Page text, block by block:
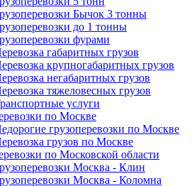
Бычок 3 тонны
до 1 тонны
фурами
габаритных грузов
крупногабаритных грузов
негабаритных грузов
тяжеловесных грузов
услуги
по Москве
грузоперевозки по Москве
грузов по Москве
по Московской области
Москва - Клин
Москва - Коломна